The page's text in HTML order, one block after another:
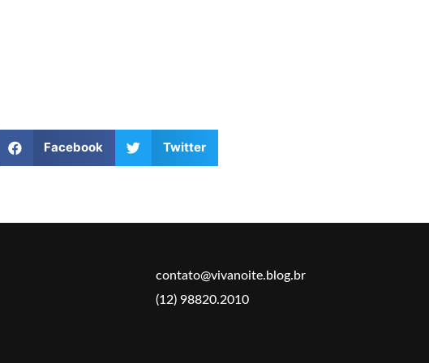
Facebook Twitter
contato@vivanoite.blog.br
(12) 98820.2010